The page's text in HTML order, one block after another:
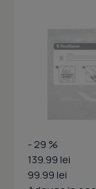
- 29 %
139.99 lei
99.99 lei